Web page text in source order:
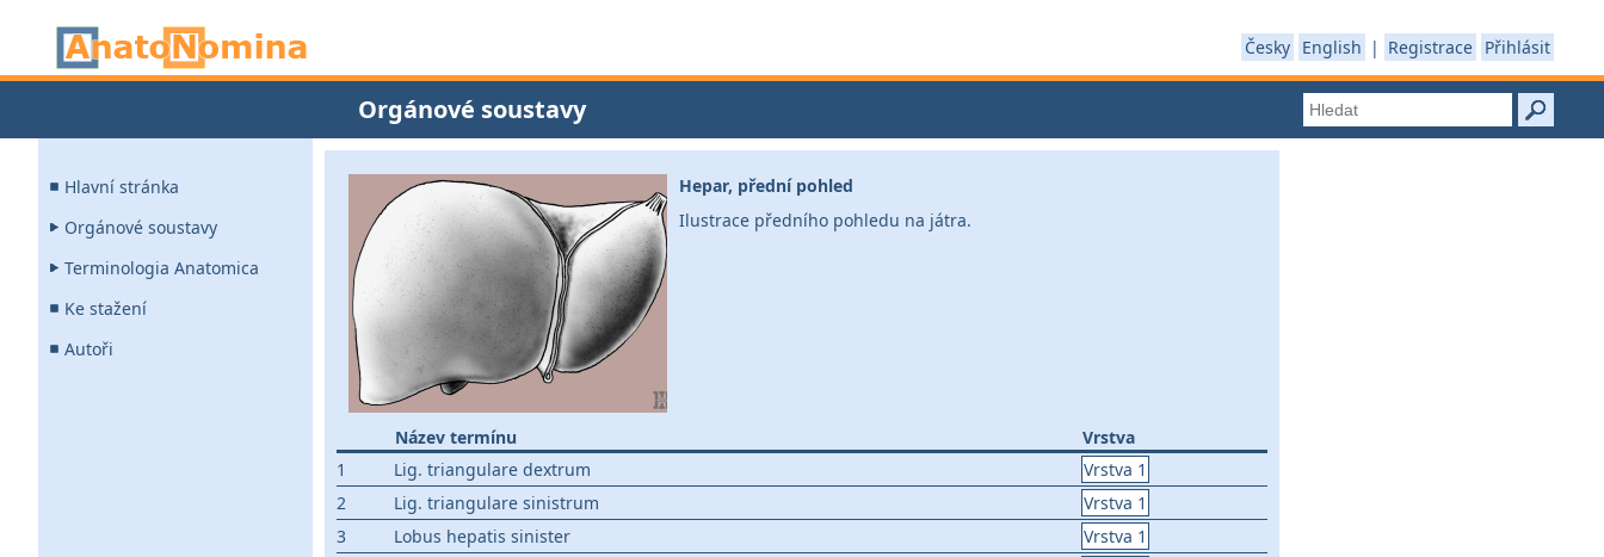
Česky English | Registrace Přihlásit
Orgánové soustavy
Hlavní stránka
Orgánové soustavy
Terminologia Anatomica
Ke stažení
Autoři
Hepar, přední pohled
Ilustrace předního pohledu na játra.
Název termínu
Vrstva
1
Lig. triangulare dextrum
Vrstva 1
2
Lig. triangulare sinistrum
Vrstva 1
3
Lobus hepatis sinister
Vrstva 1